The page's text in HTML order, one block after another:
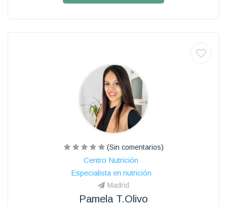
(Sin comentarios)
Centro Nutrición
Especialista en nutrición
Madrid
Pamela T.olivo